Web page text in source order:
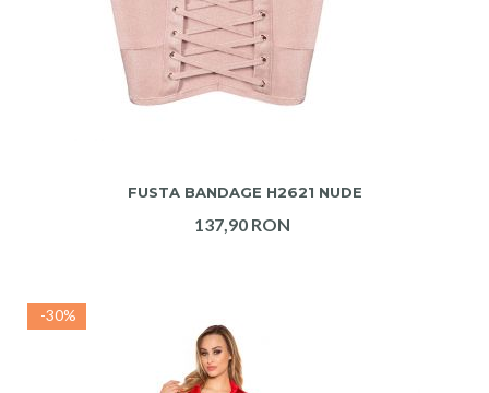
FUSTA BANDAGE H2621 NUDE
137,90 RON
-30%